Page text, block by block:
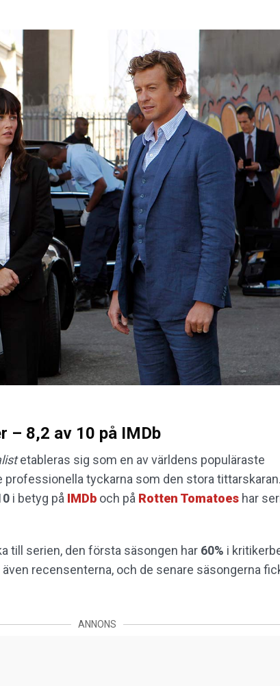
– 8,2 av 10 på IMDb
etableras sig som en av världens populäraste
tyckarna som den stora tittarskaran.
i betyg på IMDb och på Rotten Tomatoes har
till serien, den första säsongen har 60% i
recensenterna, och de senare säsongerna
ANNONS